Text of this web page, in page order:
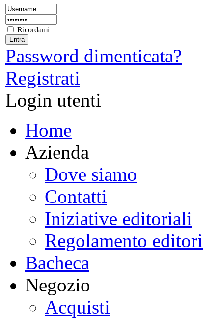
Ricordami
Password dimenticata?
Registrati
Login utenti
Home
Azienda
Dove siamo
Contatti
Iniziative editoriali
Regolamento editori
Bacheca
Negozio
Acquisti